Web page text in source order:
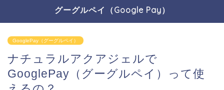
グーグルペイ（Google Pay）
GooglePay（グーグルペイ）
ナチュラルアクアジェルで
GooglePay（グーグルペイ）って使